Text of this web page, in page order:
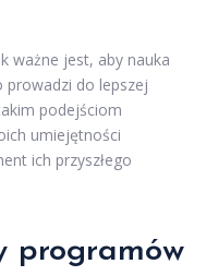
ważne jest, aby nauka
prowadzi do lepszej
podejściom
umiejętności
ich przyszłego
programów